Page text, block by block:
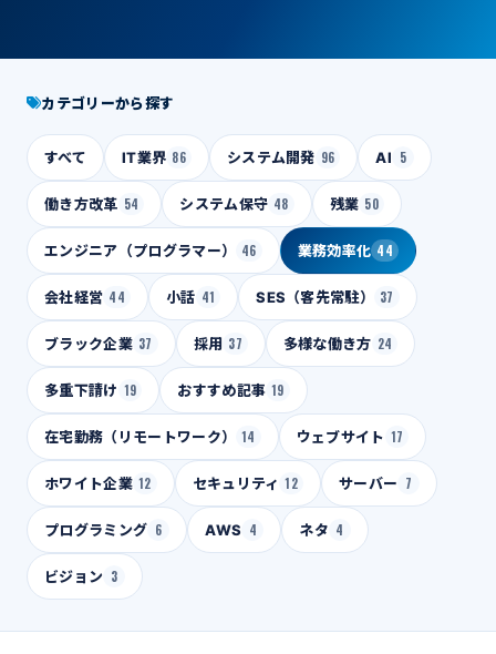
カテゴリーから探す
すべて IT業界 86 システム開発 96 AI 5
働き方改革 54 システム保守 48 残業 50
エンジニア（プログラマー） 46 業務効率化 44
会社経営 44 小話 41 SES（客先常駐） 37
ブラック企業 37 採用 37 多様な働き方 24
多重下請け 19 おすすめ記事 19
在宅勤務（リモートワーク） 14 ウェブサイト 17
ホワイト企業 12 セキュリティ 12 サーバー 7
プログラミング 6 AWS 4 ネタ 4
ビジョン 3